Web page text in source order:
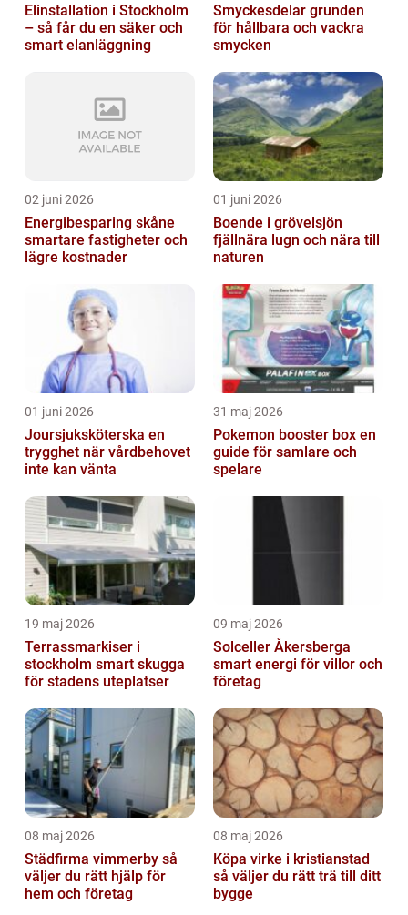
Elinstallation i Stockholm
– så får du en säker och
smart elanläggning
Smyckesdelar grunden
för hållbara och vackra
smycken
02 juni 2026
Energibesparing skåne
smartare fastigheter och
lägre kostnader
01 juni 2026
Boende i grövelsjön
fjällnära lugn och nära till
naturen
01 juni 2026
Joursjuksköterska en
trygghet när vårdbehovet
inte kan vänta
31 maj 2026
Pokemon booster box en
guide för samlare och
spelare
19 maj 2026
Terrassmarkiser i
stockholm smart skugga
för stadens uteplatser
09 maj 2026
Solceller Åkersberga
smart energi för villor och
företag
08 maj 2026
Städfirma vimmerby så
väljer du rätt hjälp för
hem och företag
08 maj 2026
Köpa virke i kristianstad
så väljer du rätt trä till ditt
bygge